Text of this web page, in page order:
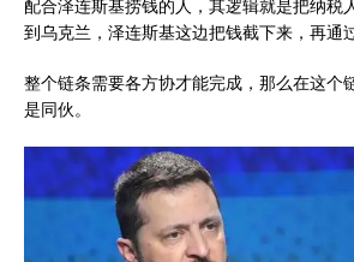
配合泽连斯基捞钱的人，其逻辑就是把纳税
到乌克兰，泽连斯基这边把钱截下来，再通
整个链条需要各方协才能完成，那么在这个
是同伙。